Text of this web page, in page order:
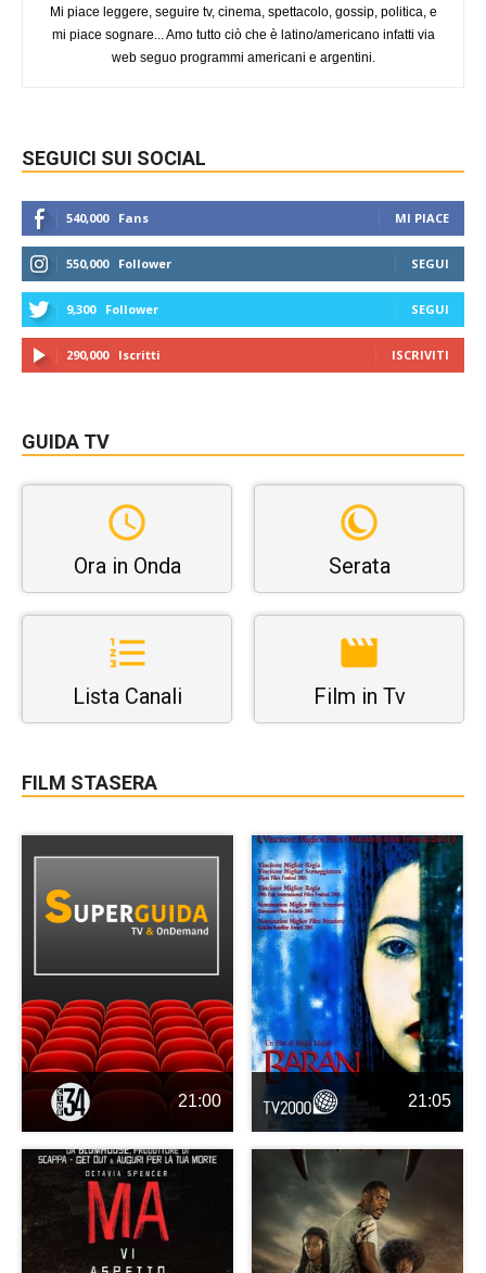
Mi piace leggere, seguire tv, cinema, spettacolo, gossip, politica, e
mi piace sognare... Amo tutto ciò che è latino/americano infatti via
web seguo programmi americani e argentini.
SEGUICI SUI SOCIAL
540,000 Fans MI PIACE
550,000 Follower SEGUI
9,300 Follower SEGUI
290,000 Iscritti ISCRIVITI
GUIDA TV
Ora in Onda Serata
Lista Canali Film in Tv
FILM STASERA
21:00 21:05